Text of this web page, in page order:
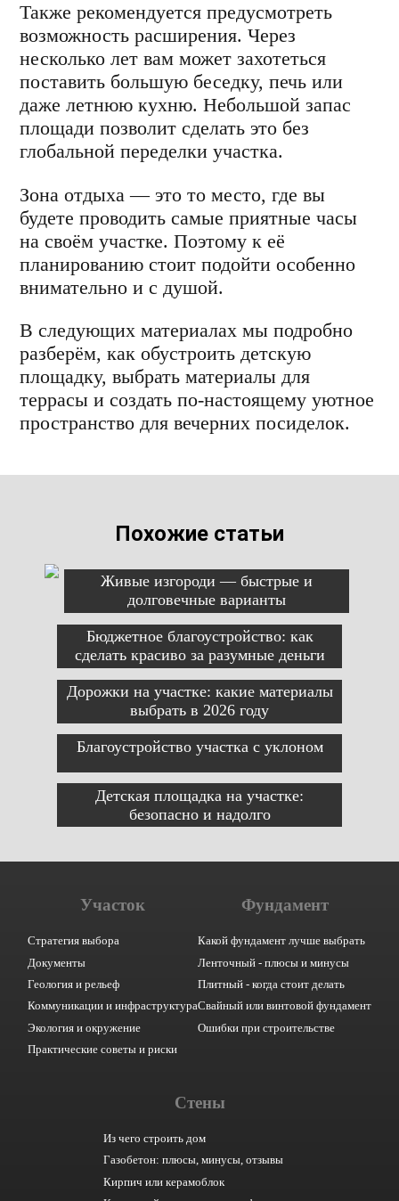
Также рекомендуется предусмотреть
возможность расширения. Через
несколько лет вам может захотеться
поставить большую беседку, печь или
даже летнюю кухню. Небольшой запас
площади позволит сделать это без
глобальной переделки участка.
Зона отдыха — это то место, где вы
будете проводить самые приятные часы
на своём участке. Поэтому к её
планированию стоит подойти особенно
внимательно и с душой.
В следующих материалах мы подробно
разберём, как обустроить детскую
площадку, выбрать материалы для
террасы и создать по-настоящему уютное
пространство для вечерних посиделок.
Похожие статьи
Живые изгороди — быстрые и
долговечные варианты
Бюджетное благоустройство: как
сделать красиво за разумные деньги
Дорожки на участке: какие материалы
выбрать в 2026 году
Благоустройство участка с уклоном
Детская площадка на участке:
безопасно и надолго
Участок
Стратегия выбора
Документы
Геология и рельеф
Коммуникации и инфраструктура
Экология и окружение
Практические советы и риски
Фундамент
Какой фундамент лучше выбрать
Ленточный - плюсы и минусы
Плитный - когда стоит делать
Свайный или винтовой фундамент
Ошибки при строительстве
Стены
Из чего строить дом
Газобетон: плюсы, минусы, отзывы
Кирпич или керамоблок